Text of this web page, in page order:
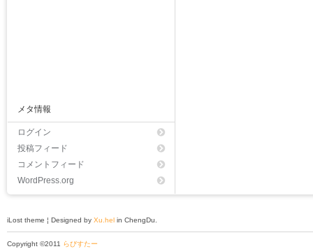
メタ情報
ログイン
投稿フィード
コメントフィード
WordPress.org
iLost theme ¦ Designed by Xu.hel in ChengDu.
Copyright ©2011 らびすたー